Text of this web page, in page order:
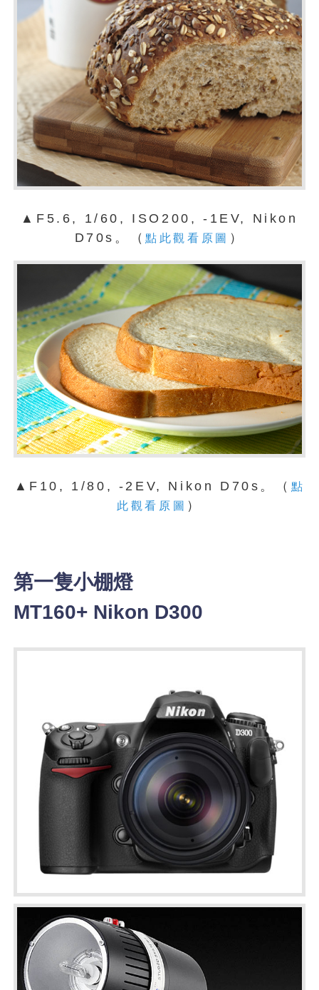
▲F5.6, 1/60, ISO200, -1EV, Nikon
D70s。（點此觀看原圖 ）
▲F10, 1/80, -2EV, Nikon D70s。（ 點
此觀看原圖 ）
第一隻小棚燈
MT160+ Nikon D300